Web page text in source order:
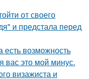
от своего
и предстала перед
есть возможность
вас это мой минус.
визажиста и